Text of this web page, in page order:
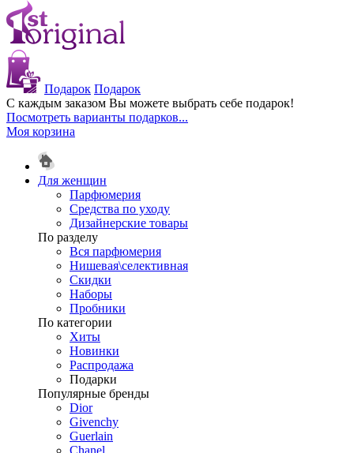
Подарок Подарок
С каждым заказом Вы можете выбрать себе подарок!
Посмотреть варианты подарков...
Моя корзина
Для женщин
Парфюмерия
Средства по уходу
Дизайнерские товары
По разделу
Вся парфюмерия
Нишевая\селективная
Скидки
Наборы
Пробники
По категории
Хиты
Новинки
Распродажа
Подарки
Популярные бренды
Dior
Givenchy
Guerlain
Chanel